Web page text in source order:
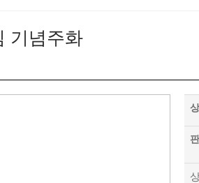
기념주화